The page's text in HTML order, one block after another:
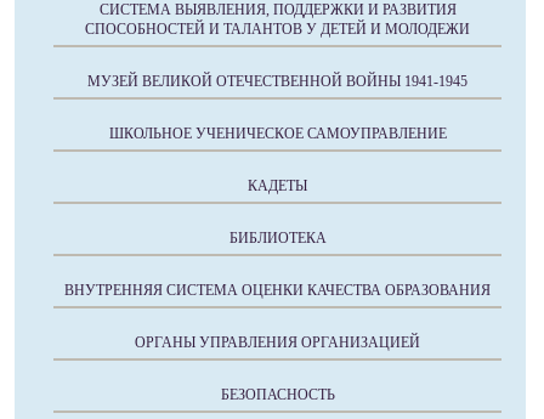
СИСТЕМА ВЫЯВЛЕНИЯ, ПОДДЕРЖКИ И РАЗВИТИЯ
СПОСОБНОСТЕЙ И ТАЛАНТОВ У ДЕТЕЙ И МОЛОДЕЖИ
МУЗЕЙ ВЕЛИКОЙ ОТЕЧЕСТВЕННОЙ ВОЙНЫ 1941-1945
ШКОЛЬНОЕ УЧЕНИЧЕСКОЕ САМОУПРАВЛЕНИЕ
КАДЕТЫ
БИБЛИОТЕКА
ВНУТРЕННЯЯ СИСТЕМА ОЦЕНКИ КАЧЕСТВА ОБРАЗОВАНИЯ
ОРГАНЫ УПРАВЛЕНИЯ ОРГАНИЗАЦИЕЙ
БЕЗОПАСНОСТЬ